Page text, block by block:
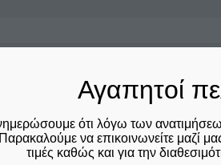
Αυτό
το
Αγαπητοί
ότι λόγω των
να επικοινωνείτε μαζί
τιμές καθώς και για την